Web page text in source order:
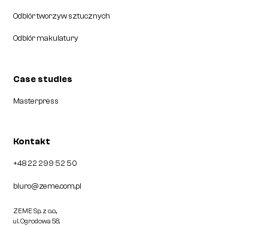
Odbiór tworzyw sztucznych
Odbiór makulatury
Case studies
Masterpress
Kontakt
+48 22 299 52 50
biuro@zeme.com.pl
ZEME Sp. z o.o.,
ul. Ogrodowa 58,